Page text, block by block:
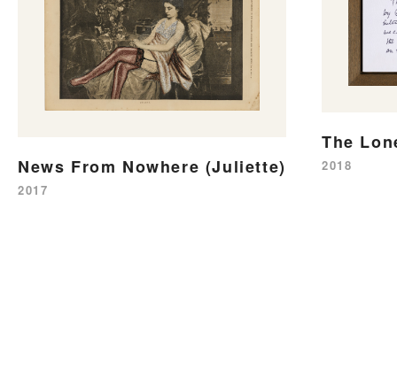
News From Nowhere (Juliette)
2017
The
2018